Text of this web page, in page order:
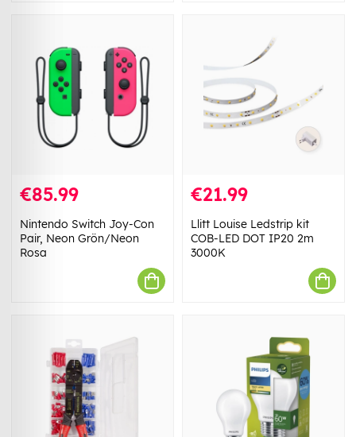
€85.99
Nintendo Switch Joy-Con
Pair, Neon Grön/Neon
Rosa
€21.99
Llitt Louise Ledstrip kit
COB-LED DOT IP20 2m
3000K